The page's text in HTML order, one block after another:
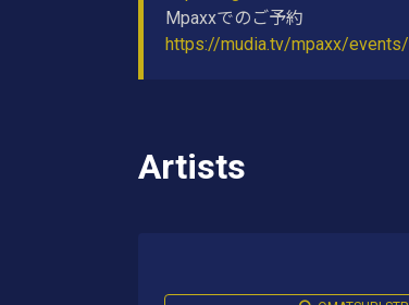
Mpaxxでのご予約
https://mudia.tv/mpaxx/
Artists